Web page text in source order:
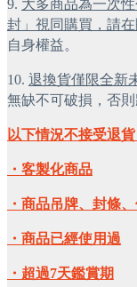
9. 大多商品為一次
封」視同購買，請
自身權益。
10. 退換貨僅限全新
無缺不可破損，否則
以下情況不接受退貨
・客製化商品
・商品吊牌、封條
・商品已經使用過
・超過7天鑑賞期